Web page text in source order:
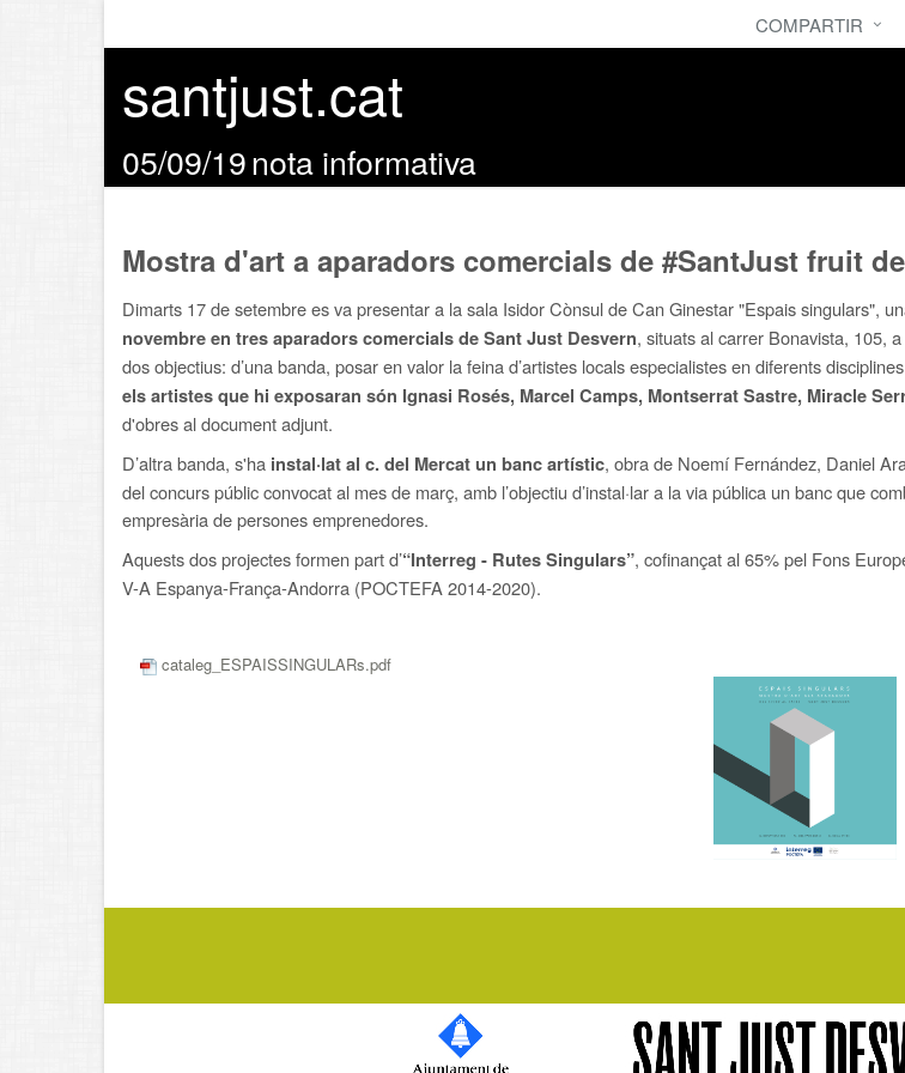
COMPARTIR
santjust.cat
05/09/19nota informativa
Mostra d'art a aparadors comercials de #SantJust fruit
Dimarts 17 de setembre es va presentar a la sala Isidor Cònsul de Can Ginestar "Espais singulars",
novembreen tres aparadors comercials de Sant Just Desvern, situats al carrer Bonavista, 105,
dos objectius: d’una banda, posar en valor la feina d’artistes locals especialistes en diferents
els artistes que hi exposaran són Ignasi Rosés, Marcel Camps, Montserrat Sastre, Miracle
d'obres al document adjunt.
D’altra banda, s'ha instal·lat al c. del Mercat un banc artístic, obra de Noemí Fernández, Daniel
del concurs públic convocat al mes de març, amb l’objectiu d’instal·lar a la via pública un banc que
empresària de persones emprenedores.
Aquests dos projectes formen part d’“Interreg - Rutes Singulars”, cofinançat al 65% pel Fons
V-A Espanya-França-Andorra (POCTEFA 2014-2020).
cataleg_ESPAISSINGULARs.pdf